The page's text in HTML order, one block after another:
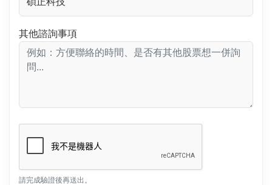
其他諮詢事項
請完成驗證後再送出。